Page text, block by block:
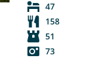
47
158
51
73